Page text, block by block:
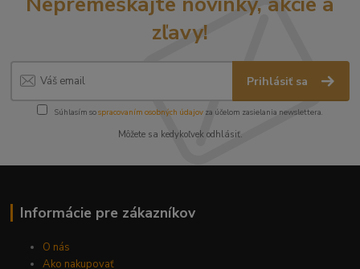
zľavy!
Prihlásiť sa
Súhlasím sospracovaním osobných údajov za účelom zasielania newslettera.
Môžete sa kedykoľvek odhlásiť.
Informácie pre zákazníkov
O nás
Ako nakupovať